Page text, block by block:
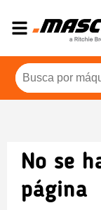
No se
página